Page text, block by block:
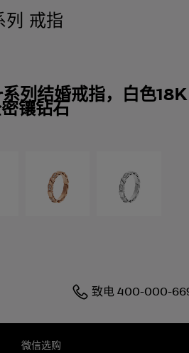
列 戒指
列结婚戒指，白色18K
镶钻石
致电400-000-
微信选购